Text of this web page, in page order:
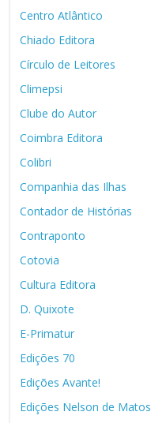
Centro Atlântico
Chiado Editora
Círculo de Leitores
Climepsi
Clube do Autor
Coimbra Editora
Colibri
Companhia das Ilhas
Contador de Histórias
Contraponto
Cotovia
Cultura Editora
D. Quixote
E-Primatur
Edições 70
Edições Avante!
Edições Nelson de Matos